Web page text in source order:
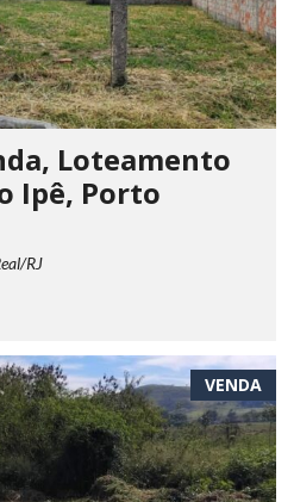
Loteamento
Ipê, Porto
RJ
VENDA